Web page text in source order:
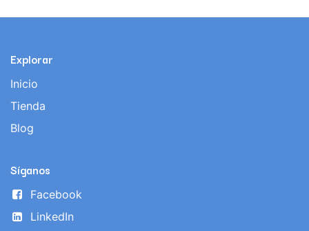
Explorar
Inicio
Tienda
Blog
Síganos
Facebook
LinkedIn